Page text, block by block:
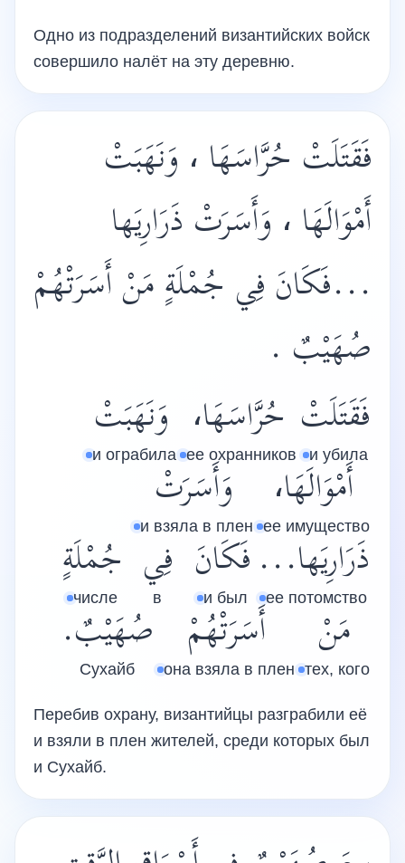
Одно из подразделений византийских войск
совершило налёт на эту деревню.
فَقَتَلَتْ حُرَّاسَهَا ، وَنَهَبَتْ
أَمْوَالَهَا ، وَأَسَرَتْ ذَرَارِيَها
...فَكَانَ فِي جُمْلَةٍ مَنْ أَسَرَتْهُمْ
صُهَيْبٌ .
فَقَتَلَتْ
и убила
حُرَّاسَهَا،
ее охранников
وَنَهَبَتْ
и ограбила
أَمْوَالَهَا،
ее имущество
وَأَسَرَتْ
и взяла в плен
ذَرَارِيَها...
ее потомство
فَكَانَ
и был
فِي
в
جُمْلَةٍ
числе
مَنْ
тех, кого
أَسَرَتْهُمْ
она взяла в плен
صُهَيْبٌ.
Сухайб
Перебив охрану, византийцы разграбили её
и взяли в плен жителей, среди которых был
и Сухайб.